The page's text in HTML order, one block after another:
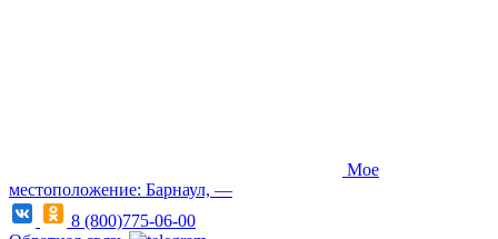
Мое
местоположение: Барнаул, —
8 (800)775-06-00